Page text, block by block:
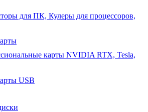
для ПК, Кулеры для процессоров,
карты NVIDIA RTX, Tesla,
USB